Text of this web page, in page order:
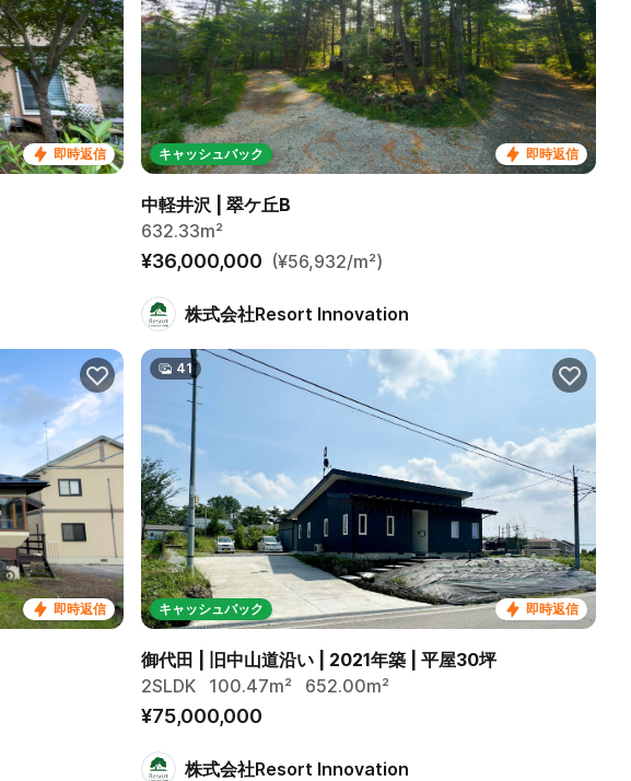
即時返信 即時返信
キャッシュバック
中軽井沢 | 翠ケ丘B
632.33m²
¥36,000,000 (¥56,932/m²)
即時返信
株式会社Resort Innovation
即時返信
キャッシュバック
41
御代田 | 旧中山道沿い | 2021年築 | 平屋30坪
2SLDK
100.47m² 652.00m²
¥75,000,000
株式会社Resort Innovation